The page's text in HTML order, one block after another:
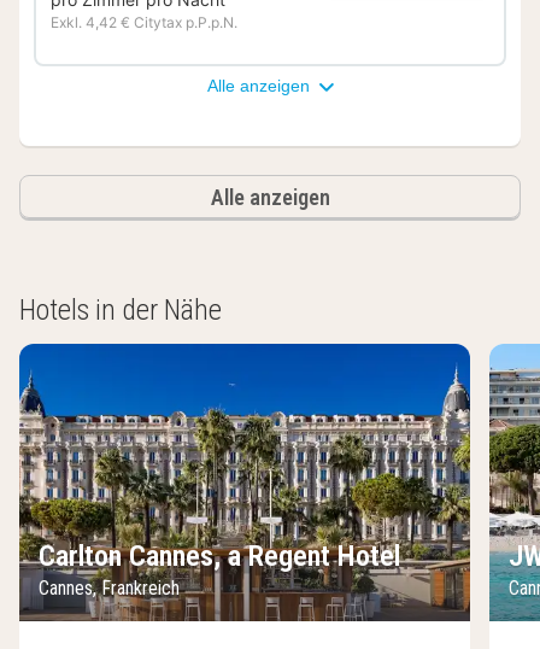
Exkl. 4,42 € Citytax p.P.p.N.
Alle anzeigen
Alle anzeigen
Hotels in der Nähe
Carlton Cannes, a Regent Hotel
Cannes, Frankreich